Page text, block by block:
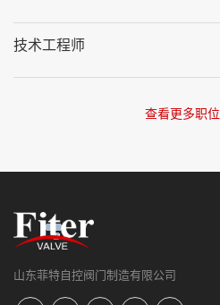
技术工程师
查看更多职位
山东菲特自控阀门制造有限公司